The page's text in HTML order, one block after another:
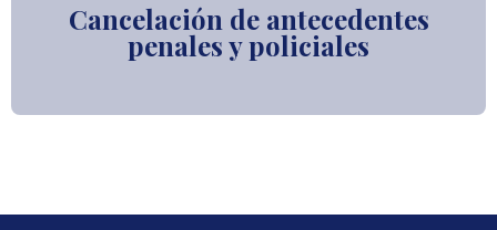
Cancelación de antecedentes
penales y policiales